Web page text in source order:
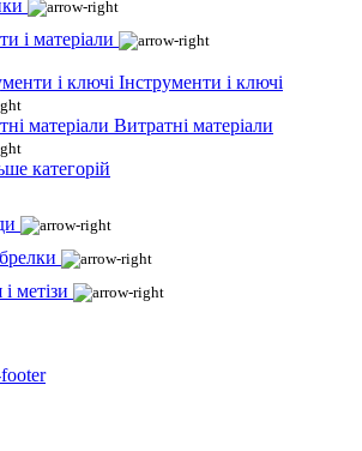
і матеріали
Інструменти і ключі
Витратні матеріали
категорій
метізи